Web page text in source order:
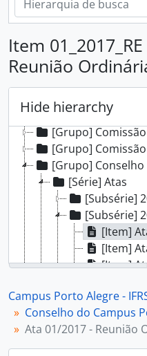
Item
Reunião
Hide hierarchy
[Arquivo] Campus
[Grupo] Comissão Interna de
[Grupo] Comissão Local do
[Grupo]
[Grupo]
[Série] Atas
[Subsérie]
[Subsérie]
[Item]
[Item]
[Item]
[Item]
[Item]
[Item]
[Item]
Campus Porto Alegre -
Conselho do Campus
Ata 01/2017 - Reunião